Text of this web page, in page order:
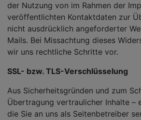
der Nutzung von im Rahmen der
veröffentlichten Kontaktdaten zur
nicht ausdrücklich angeforderter
Mails. Bei Missachtung dieses
wir uns rechtliche Schritte vor.
SSL- bzw. TLS-Verschlüsselung
Aus Sicherheitsgründen und zum
Übertragung vertraulicher Inhalte –
die Sie an uns als Seitenbetreiber